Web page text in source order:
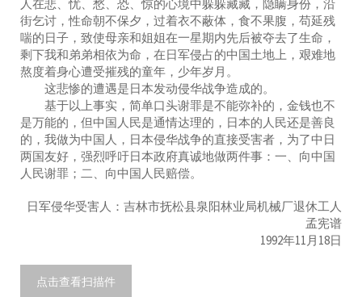
人在悲、忧、愁、恐、惊的心境中躲躲藏藏，隐瞒身份，沿
街乞讨，性命朝不保夕，过着衣不蔽体，食不果腹，苟延残
喘的日子，致使母亲和姐姐在一星期内先后被夺去了生命，
剩下我和弟弟相依为命，在日军侵占的中国土地上，艰难地
熬度着身心遭受摧残的童年，少年岁月。
这悲惨的遭遇是日本发动侵华战争造成的。
基于以上事实，简单口头谢罪是不能弥补的，金钱也不
是万能的，但中国人民是通情达理的，日本的人民还是善良
的，我做为中国人，日本侵华战争的直接受害者，为了中日
两国友好，强烈呼吁日本政府真诚地做两件事：一、向中国
人民谢罪；二、向中国人民赔偿。
日军侵华受害人：吉林市抚松县泉阳林业局机械厂退休工人
孟宪谱
1992年11月18日